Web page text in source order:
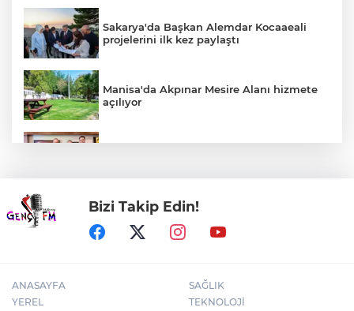
Sakarya'da Başkan Alemdar Kocaaeali
projelerini ilk kez paylaştı
Manisa'da Akpınar Mesire Alanı hizmete
açılıyor
Dokuz Eylül nitelikli hekim kadrosunu
güçlendirdi
Bizi Takip Edin!
ANASAYFA
YEREL
SAĞLIK
TEKNOLOJİ